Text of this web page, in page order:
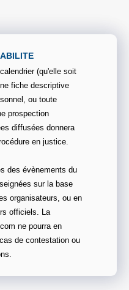
(qu'elle soit
fiche descriptive
ou toute
prospection
diffusées donnera
en justice.
des évènements du
sur la base
organisateurs, ou en
officiels. La
ne pourra en
de contestation ou